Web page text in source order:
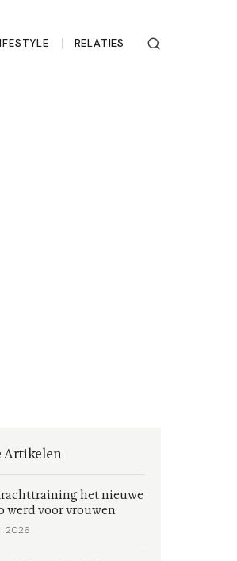
RELATIES
Artikelen
het nieuwe
werd voor vrouwen
2026